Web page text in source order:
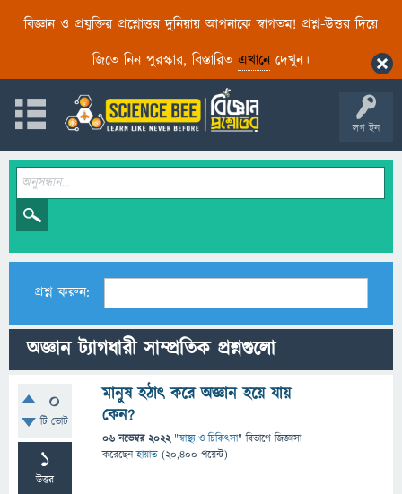
বিজ্ঞান ও প্রযুক্তির প্রশ্নোত্তর দুনিয়ায় আপনাকে স্বাগতম! প্রশ্ন-উত্তর দিয়ে
জিতে নিন পুরস্কার, বিস্তারিত এখানেদেখুন।
লগ ইন
প্রশ্ন করুন:
অজ্ঞান ট্যাগধারী সাম্প্রতিক প্রশ্নগুলো
0
টি ভোট
1
উত্তর
মানুষ হঠাৎ করে অজ্ঞান হয়ে যায়
কেন?
06 নভেম্বর 2022 "স্বাস্থ্য ও চিকিৎসা" বিভাগে জিজ্ঞাসা
করেছেনহায়াত (20,400 পয়েন্ট)